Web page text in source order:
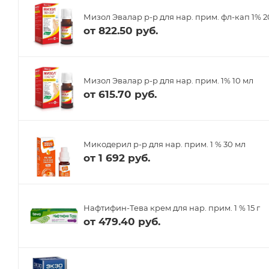
Мизол Эвалар р-р для нар. прим. фл-кап 1%
от 822.50 руб.
Мизол Эвалар р-р для нар. прим. 1% 10 мл
от 615.70 руб.
Микодерил р-р для нар. прим. 1 % 30 мл
от 1 692 руб.
Нафтифин-Тева крем для нар. прим. 1 % 15 г
от 479.40 руб.